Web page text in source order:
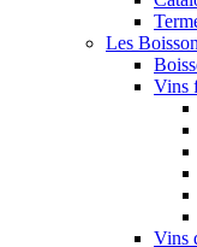
Les
Vins
Vins